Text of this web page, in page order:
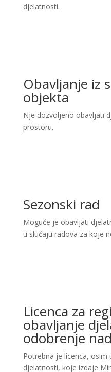
djelatnosti.
Obavljanje iz
objekta
Nje dozvoljeno obavljati
prostoru.
Sezonski rad
Moguće je obavljati
u slučaju radova za koje
Licenca za
obavljanje
odobrenje
Potrebna je licenca, osim
djelatnosti, koje izdaje